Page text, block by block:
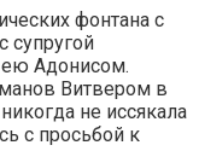
фонтана с
супругой
Адонисом.
Витвером в
не иссякала
с просьбой к